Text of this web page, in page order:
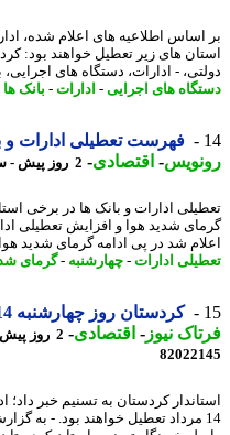
اطلاعیه های اعلام شده،
های زیر تعطیل خواهند بود:
- ادارات، دستگاه های اجرایی، بانک
های اجرایی- ادارات - بانک ها-
فهرست تعطیلی ادارات و
-اقتصادی-2 روز پیش - سه شنبه 13 مرداد 1405، 13:43
ادارات و بانک ها در برخی استان
شدید هوا و افزایش تعطیلی
شد در پی ادامه گرمای شدید هوا و ...
ادارات - چهارشنبه-گرمای شدید
کردستان روز چهارشنبه 14 مرداد ماه تعطیل شد
نیوز-اقتصادی-2 روز پیش - سه شنبه 13 مرداد 1405، 13:30
کردستان به تسنیم خبر داد؛
مرداد تعطیل خواهند بود. - به گزارش